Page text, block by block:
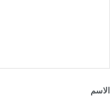
الاسم